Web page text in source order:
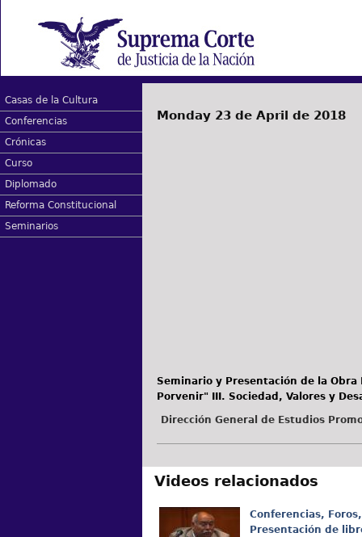
Casas de la Cultura
Conferencias
Crónicas
Curso
Diplomado
Reforma Constitucional
Seminarios
Monday 23 de April de 2018
Seminario y Presentación de la
Porvenir" III. Sociedad, Valores y
Dirección General de Estudios
Videos relacionados
Conferencias,
Presentación de